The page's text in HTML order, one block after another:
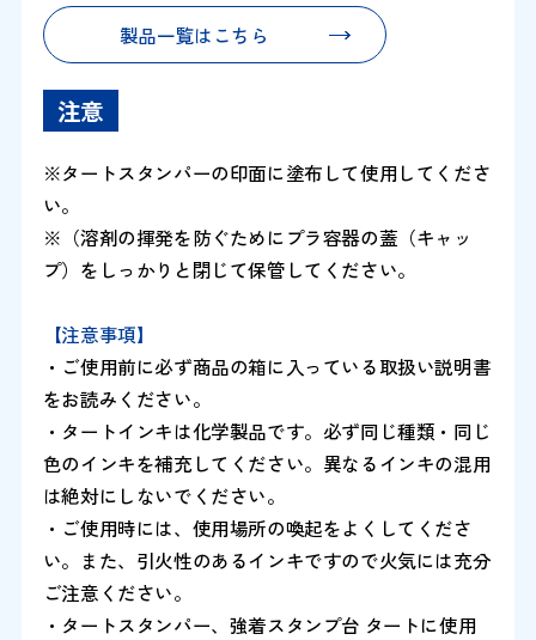
製品一覧はこちら
注意
※タートスタンパーの印面に塗布して使用してくださ
い。
※（溶剤の揮発を防ぐためにプラ容器の蓋（キャッ
プ）をしっかりと閉じて保管してください。
【注意事項】
・ご使用前に必ず商品の箱に入っている取扱い説明書
をお読みください。
・タートインキは化学製品です。必ず同じ種類・同じ
色のインキを補充してください。異なるインキの混用
は絶対にしないでください。
・ご使用時には、使用場所の喚起をよくしてくださ
い。また、引火性のあるインキですので火気には充分
ご注意ください。
・タートスタンパー、強着スタンプ台 タートに使用